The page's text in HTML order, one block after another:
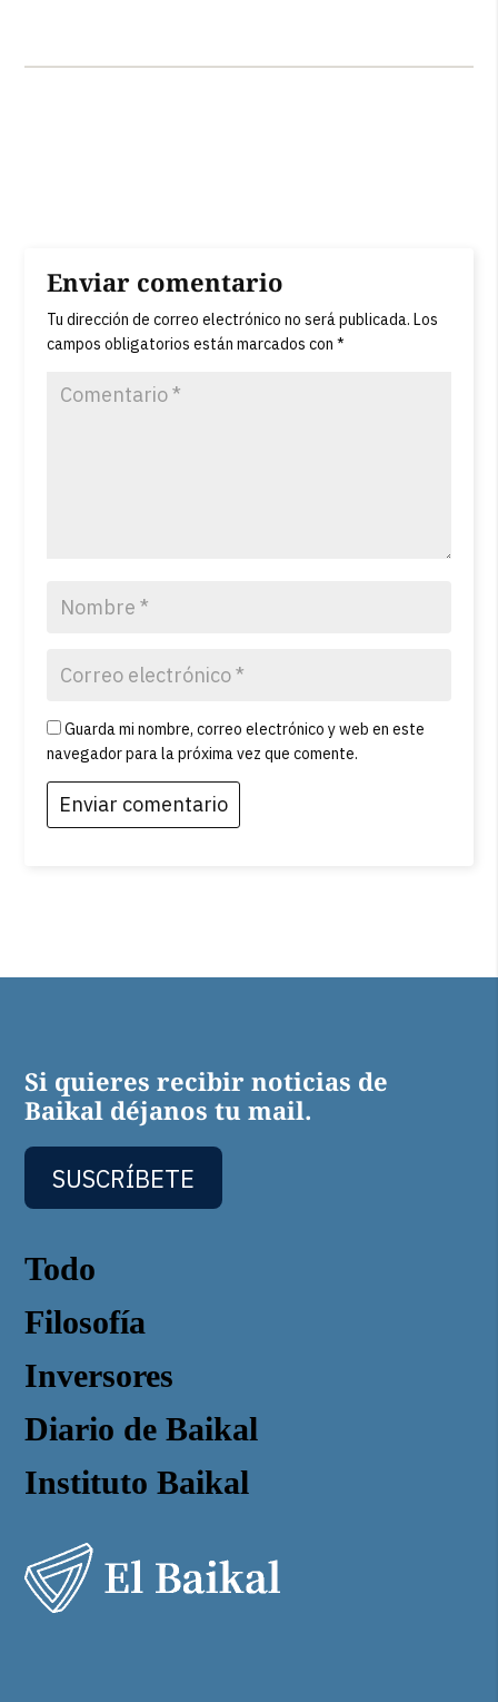
Enviar comentario
Tu dirección de correo electrónico no será publicada. Los
campos obligatorios están marcados con*
Guarda mi nombre, correo electrónico y web en este
navegador para la próxima vez que comente.
Todo
Filosofía
Inversores
Diario de Baikal
Instituto Baikal
Si quieres recibir noticias de
Baikal déjanos tu mail.
SUSCRÍBETE